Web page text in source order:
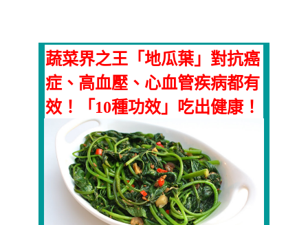
蔬菜界之王「地瓜葉」對抗癌
症、高血壓、心血管疾病都有
效！「10種功效」吃出健康！